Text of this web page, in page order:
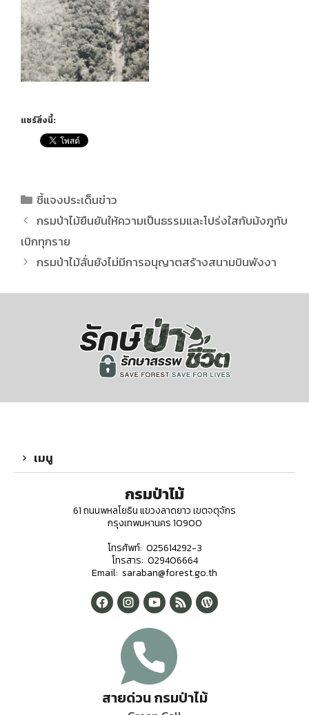
แชร์สิ่งนี้:
ชี้แจงประเด็นข่าว
กรมป่าไม้ยืนยันให้ความเป็นธรรมและโปร่งใสกับม้งภูทับ
เบิกทุกราย
กรมป่าไม้ลั่นยังไม่มีการอนุญาตสร้างสนามบินพังงา
เมนู
กรมป่าไม้
61 ถนนพหลโยธิน แขวงลาดยาว เขตจตุจักร
กรุงเทพมหานคร 10900
โทรศัพท์: 025614292-3
โทรสาร: 029406664
Email: saraban@forest.go.th
สายด่วน กรมป่าไม้